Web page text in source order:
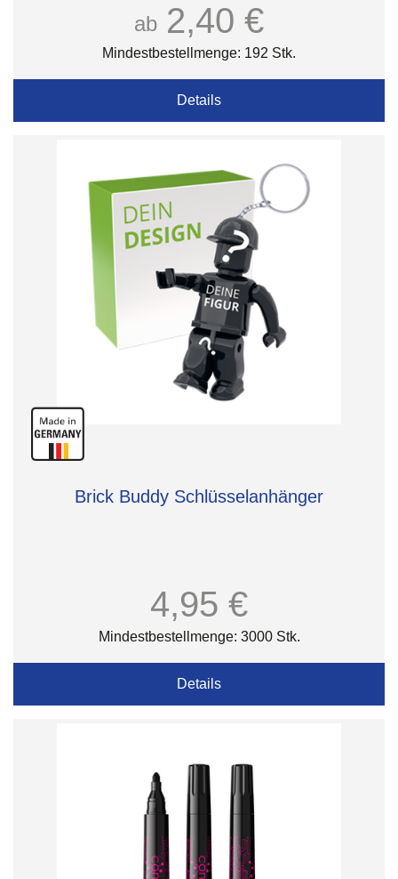
ab 2,40 €
Mindestbestellmenge: 192 Stk.
Details
Brick Buddy Schlüsselanhänger
4,95 €
Mindestbestellmenge: 3000 Stk.
Details